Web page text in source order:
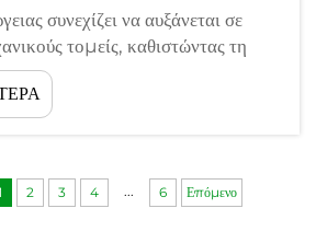
συνεχίζει να αυξάνεται σε
τομείς, καθιστώντας τη
ελέγχου θερμοκρασίας κρίσιμη
επιχειρήσεις που επιδιώκουν
Τα παραδοσιακά αναλογικά
όσον αφορά την ακρίβεια,
2 3 4 ... 6 Επόμενο